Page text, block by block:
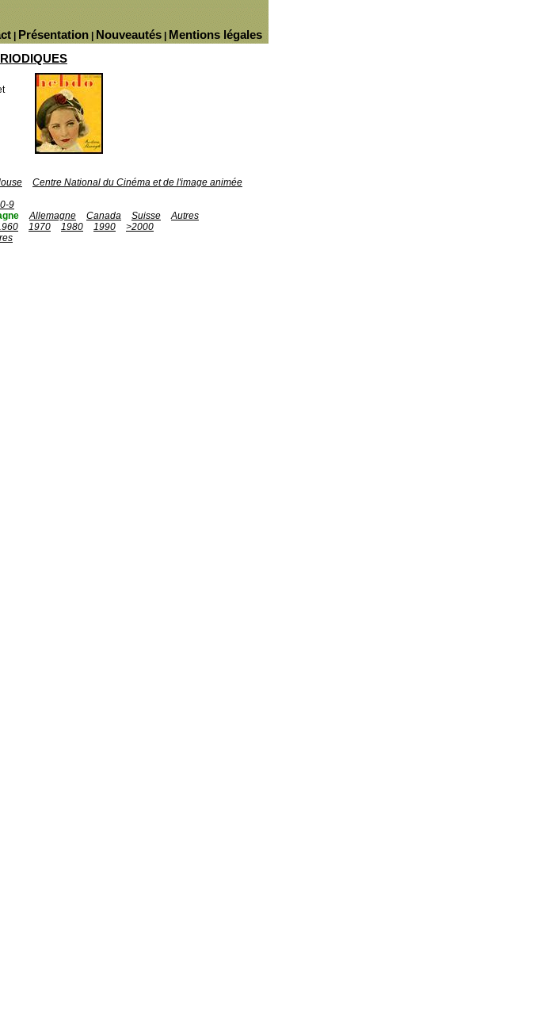
Mentions légales
Nouveautés
Présentation
Centre National du Cinéma et de l'image animée
0-9
Allemagne Canada Suisse
Autres
1970 1980 1990
>2000